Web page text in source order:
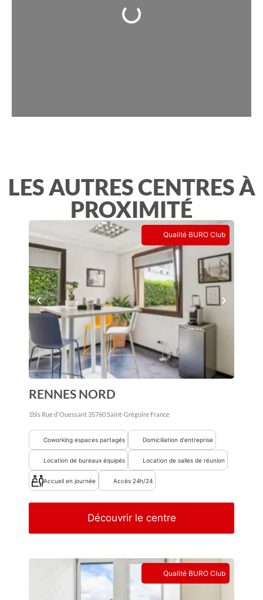
Chargement...
LES AUTRES CENTRES À
PROXIMITÉ
Qualité BURO Club
RENNES NORD
1bis Rue d'Ouessant 35760Saint-Grégoire France
Coworking espaces partagés Domiciliation d'entreprise
Location de bureaux équipés Location de salles de réunion
Accueil en journée Accès 24h/24
Découvrir le centre
Qualité BURO Club